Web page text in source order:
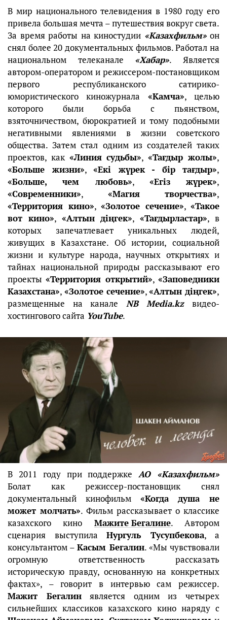
В мир национального телевидения в 1980 году его
привела большая мечта – путешествия вокруг света.
За время работы на киностудии «Казахфильм»он
снял более 20 документальных фильмов. Работал на
национальном телеканале «Хабар». Является
автором-оператором и режиссером-постановщиком
первого республиканского сатирико-
юмористического киножурнала «Камча», целью
которого были борьба с пьянством,
взяточничеством, бюрократией и тому подобными
негативными явлениями в жизни советского
общества. Затем стал одним из создателей таких
проектов, как «Линия судьбы»,«Тағдыр жолы»,
«Больше жизни», «Екі жүрек - бір тағдыр»,
«Больше, чем любовь», «Егіз жүрек»,
«Современники», «Магия творчества»,
«Территория кино», «Золотое сечение», «Такое
вот кино», «Алтын діңгек»,«Тағдырластар», в
которых запечатлевает уникальных людей,
живущих в Казахстане. Об истории, социальной
жизни и культуре народа, научных открытиях и
тайнах национальной природы рассказывают его
проекты«Территория открытий»,«Заповедники
Казахстана», «Золотое сечение»,«Алтын діңгек»,
размещенные на канале NB Media.kzвидео-
хостингового сайта YouTube.
В 2011 году при поддержкеАО «Казахфильм»
Болат как режиссер-постановщик снял
документальный кинофильм «Когда душа не
может молчать». Фильм рассказывает о классике
казахского кино Мажите Бегалине. Автором
сценария выступила Нургуль Тусупбекова, а
консультантом –Касым Бегалин. «Мы чувствовали
огромную ответственность рассказать
историческую правду, основанную на конкретных
фактах», – говорит в интервью сам режиссер.
Мажит Бегалинявляется одним из четырех
сильнейших классиков казахского кино наряду с